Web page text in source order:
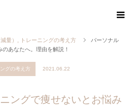
量） トレーニングの考え方
パーソナル
あなたへ。理由を解説！
グの考え方 2021.06.22
ングで痩せないとお悩み